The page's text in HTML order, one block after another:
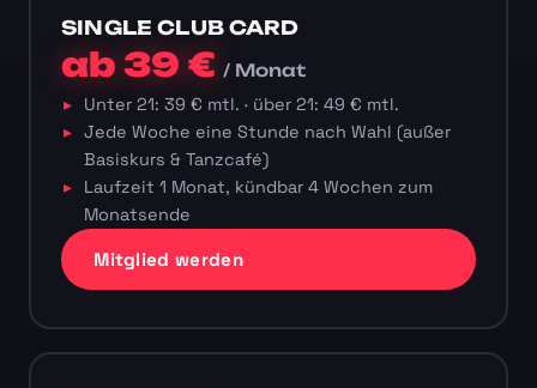
SINGLE CLUB CARD
ab 39 €/ Monat
Unter 21: 39 € mtl. · über 21: 49 € mtl.
Jede Woche eine Stunde nach Wahl (außer
Basiskurs & Tanzcafé)
Laufzeit 1 Monat, kündbar 4 Wochen zum
Monatsende
Mitglied werden